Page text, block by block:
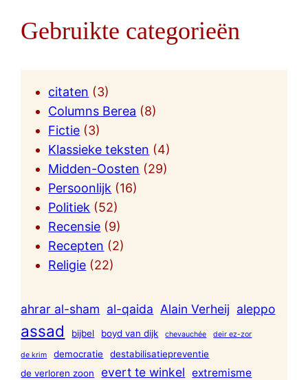
Gebruikte categorieën
citaten (3)
Columns Berea (8)
Fictie (3)
Klassieke teksten (4)
Midden-Oosten (29)
Persoonlijk (16)
Politiek (52)
Recensie (9)
Recepten (2)
Religie (22)
ahrar al-sham al-qaida Alain Verheij aleppo
assad bijbel boyd van dijk chevauchée deir ez-zor
de krim democratie
destabilisatiepreventie
de verloren zoon
evert te winkel extremisme